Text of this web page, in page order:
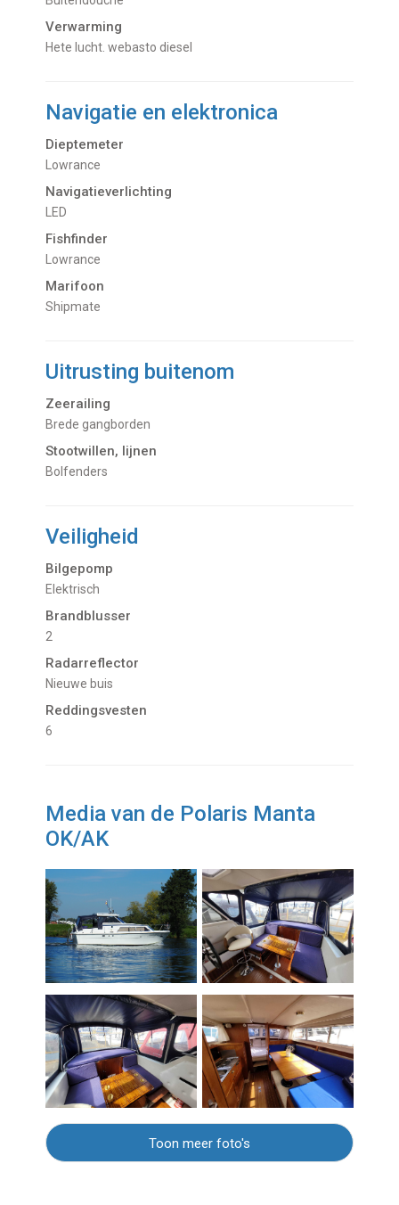
Verwarming
hete lucht. webasto diesel
Navigatie en elektronica
Dieptemeter
Lowrance
Navigatieverlichting
LED
Fishfinder
Lowrance
Marifoon
Shipmate
Uitrusting buitenom
Zeerailing
brede gangborden
Stootwillen, lijnen
bolfenders
Veiligheid
Bilgepomp
Elektrisch
Brandblusser
2
Radarreflector
nieuwe buis
Reddingsvesten
6
Media van de Polaris Manta
OK/AK
Toon meer foto's